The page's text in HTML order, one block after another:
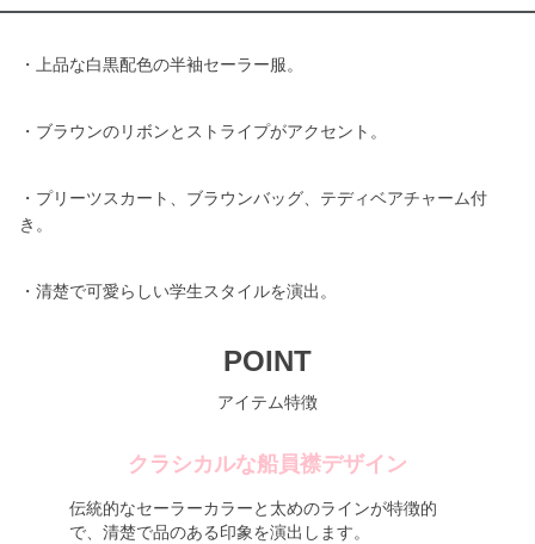
・上品な白黒配色の半袖セーラー服。
・ブラウンのリボンとストライプがアクセント。
・プリーツスカート、ブラウンバッグ、テディベアチャーム付
き。
・清楚で可愛らしい学生スタイルを演出。
POINT
アイテム特徴
クラシカルな船員襟デザイン
伝統的なセーラーカラーと太めのラインが特徴的
で、清楚で品のある印象を演出します。